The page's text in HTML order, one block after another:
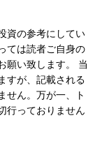
資の参考にしてい
ては読者ご自身の
願い致します。 当
すが、記載される
せん。万が一、ト
行っておりません